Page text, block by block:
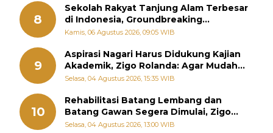
8
Sekolah Rakyat Tanjung Alam Terbesar
di Indonesia, Groundbreaking
September
Kamis, 06 Agustus 2026, 09:05 WIB
9
Aspirasi Nagari Harus Didukung Kajian
Akademik, Zigo Rolanda: Agar Mudah
Diperjuangkan di Kementerian
Selasa, 04 Agustus 2026, 15:35 WIB
10
Rehabilitasi Batang Lembang dan
Batang Gawan Segera Dimulai, Zigo
Rolanda Pastikan Proyek Berjalan
Selasa, 04 Agustus 2026, 13:00 WIB